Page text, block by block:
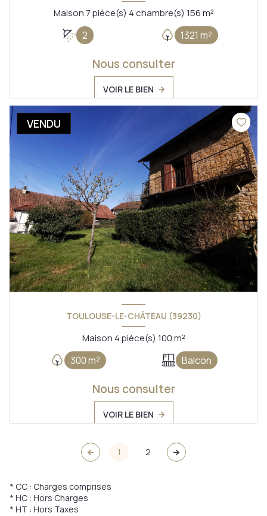
Maison 7 pièce(s) 4 chambre(s) 156 m²
2 1321 m²
Nous consulter
VOIR LE BIEN
VENDU
TOULOUSE-LE-CHÂTEAU (39230)
Maison 4 pièce(s) 100 m²
300 m² Balcon
Nous consulter
VOIR LE BIEN
1 2
* CC : Charges comprises
* HC : Hors Charges
* HT : Hors Taxes